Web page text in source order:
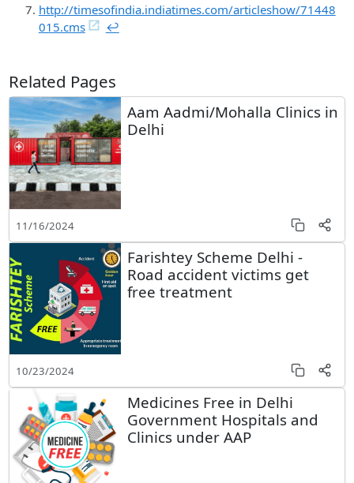
http://timesofindia.indiatimes.com/articleshow/71448
015.cms
↩︎
Related Pages
Aam Aadmi/Mohalla Clinics in
Delhi
11/16/2024
Farishtey Scheme Delhi -
Road accident victims get
free treatment
10/23/2024
Medicines Free in Delhi
Government Hospitals and
Clinics under AAP